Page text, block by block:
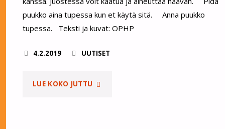
puukko aina tupessa kun et käytä sitä. Anna puukko
tupessa. Teksti ja kuvat: OPHP
4.2.2019 UUTISET
LUE KOKO JUTTU "OPHP